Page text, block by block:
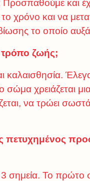
και
χρόνο και να
το οποίο
τρόπο ζωής;
καλαισθησία.
σώμα χρειάζεται
να τρώει σωστά,
πετυχημένος
σημεία. Το πρώτο